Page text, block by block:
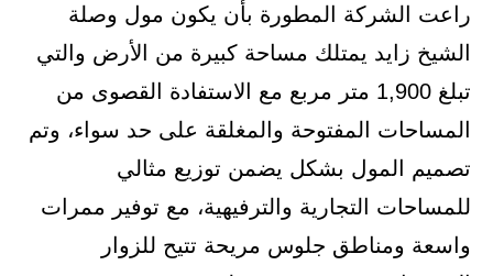
راعت الشركة المطورة بأن يكون مول وصلة
الشيخ زايد يمتلك مساحة كبيرة من الأرض والتي
تبلغ 1,900 متر مربع مع الاستفادة القصوى من
المساحات المفتوحة والمغلقة على حد سواء، وتم
تصميم المول بشكل يضمن توزيع مثالي
للمساحات التجارية والترفيهية، مع توفير ممرات
واسعة ومناطق جلوس مريحة تتيح للزوار